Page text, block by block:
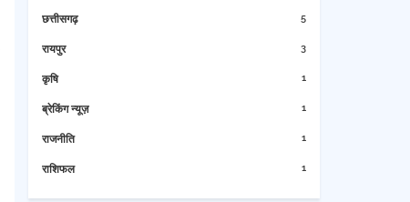
छत्तीसगढ़ 5
रायपुर 3
कृषि 1
ब्रेकिंग न्यूज़ 1
राजनीति 1
राशिफल 1